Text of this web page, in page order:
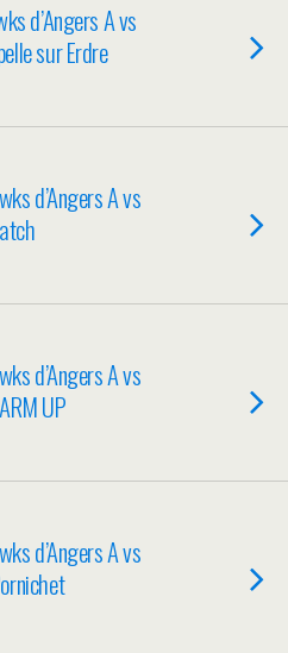
d’Angers A vs
sur Erdre
d’Angers A vs
d’Angers A vs
UP
d’Angers A vs